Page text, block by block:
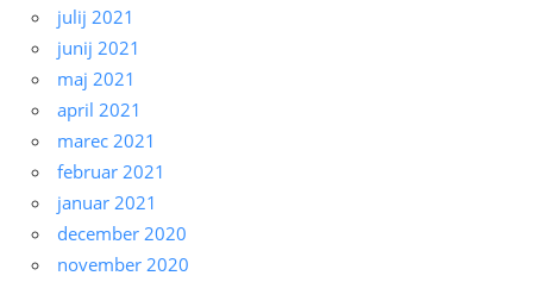
julij 2021
junij 2021
maj 2021
april 2021
marec 2021
februar 2021
januar 2021
december 2020
november 2020